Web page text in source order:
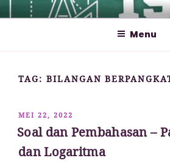
Lompat
ke MATHCYBER1997
God used beautiful mathematics in
Menu
TAG: BILANGAN
DIPOSKAN
PADA
MEI 22, 2022
Soal dan Pembahasan –
dan Logaritma